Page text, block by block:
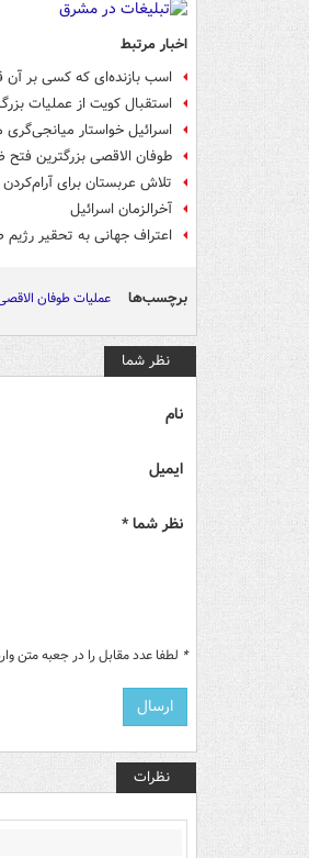
اخبار مرتبط
اسب بازنده‌ای که کسی بر آن
استقبال کویت از عملیات
اسرائیل خواستار
طوفان الاقصی بزرگترین فتح ضدصهیونیستی ۸۰ سال گذشته بوده است/ طوفانی
تلاش عربستان برای
آخرالزمان اسرائیل
اعتراف جهانی به تحقیر
برچسب‌ها عملیات طوفان
نظر شما
نام
ایمیل
نظر شما *
* لطفا عدد مقابل را در جعبه متن
نظرات